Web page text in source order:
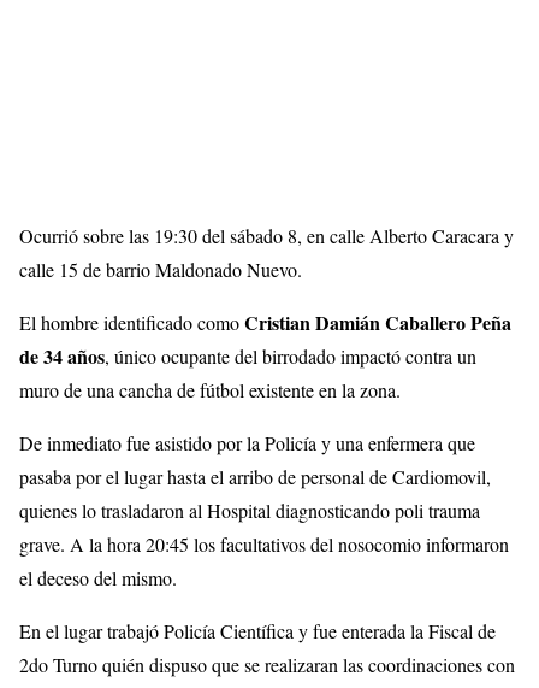
Ocurrió sobre las 19:30 del sábado 8, en calle Alberto Caracara y
calle 15 de barrio Maldonado Nuevo.
El hombre identificado comoCristian Damián Caballero Peña
de 34 años, único ocupante del birrodado impactó contra un
muro de una cancha de fútbol existente en la zona.
De inmediato fue asistido por la Policía y una enfermera que
pasaba por el lugar hasta el arribo de personal de Cardiomovil,
quienes lo trasladaron al Hospital diagnosticando poli trauma
grave. A la hora 20:45 los facultativos del nosocomio informaron
el deceso del mismo.
En el lugar trabajó Policía Científica y fue enterada la Fiscal de
2do Turno quién dispuso que se realizaran las coordinaciones con